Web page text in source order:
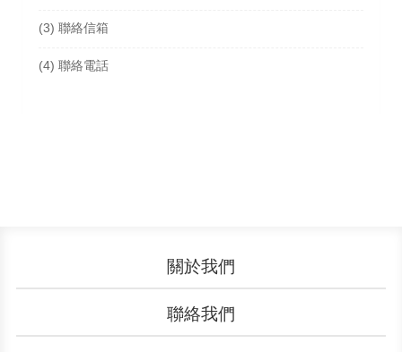
(3) 聯絡信箱
(4) 聯絡電話
關於我們
聯絡我們